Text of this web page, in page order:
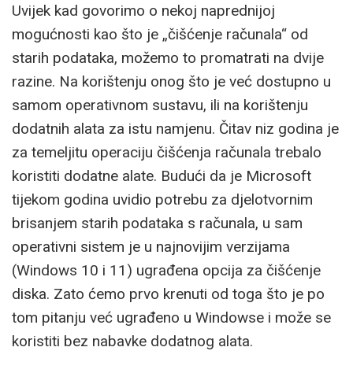
Uvijek kad govorimo o nekoj naprednijoj
mogućnosti kao što je „čišćenje računala“ od
starih podataka, možemo to promatrati na dvije
razine. Na korištenju onog što je već dostupno u
samom operativnom sustavu, ili na korištenju
dodatnih alata za istu namjenu. Čitav niz godina je
za temeljitu operaciju čišćenja računala trebalo
koristiti dodatne alate. Budući da je Microsoft
tijekom godina uvidio potrebu za djelotvornim
brisanjem starih podataka s računala, u sam
operativni sistem je u najnovijim verzijama
(Windows 10 i 11) ugrađena opcija za čišćenje
diska. Zato ćemo prvo krenuti od toga što je po
tom pitanju već ugrađeno u Windowse i može se
koristiti bez nabavke dodatnog alata.